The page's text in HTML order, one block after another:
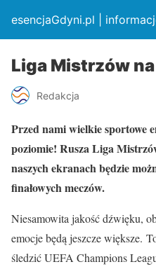
esencjaGdyni.pl |
Liga Mistrzów
Redakcja
Przed nami wielkie sportowe
poziomie! Rusza Liga
naszych ekranach będzie
finałowych meczów.
Niesamowita jakość dźwięku,
emocje będą jeszcze większe.
śledzić UEFA Champions